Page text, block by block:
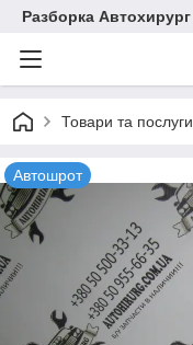
Разборка Автохирург
Товари та послуги
Автошрот